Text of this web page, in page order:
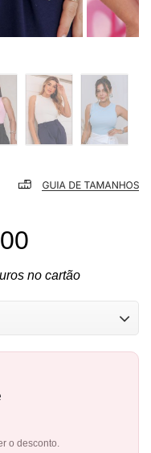
no cartão
o desconto.